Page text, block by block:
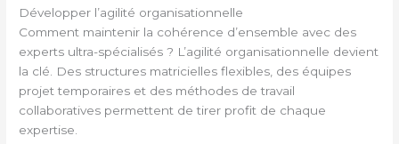
Développer l’agilité organisationnelle
Comment maintenir la cohérence d’ensemble avec des
experts ultra-spécialisés ? L’agilité organisationnelle devient
la clé. Des structures matricielles flexibles, des équipes
projet temporaires et des méthodes de travail
collaboratives permettent de tirer profit de chaque
expertise.